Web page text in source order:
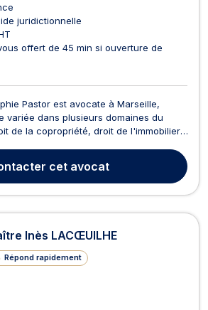
juridictionnelle
offert de 45 min si ouverture de
Pastor est avocate à Marseille,
variée dans plusieurs domaines du
de la copropriété, droit de l'immobilier,
d'habitation, surendettement, droit
civil ... cet avocat
Inès LACŒUILHE
Répond rapidement